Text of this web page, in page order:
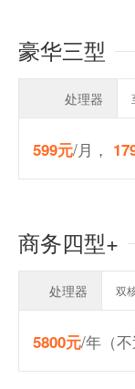
豪华三型
处理器
599元/月，
商务四型+
处理器 双
5800元/年（